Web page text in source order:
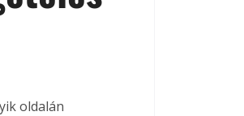
oldalán